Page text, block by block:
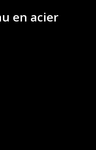
en acier